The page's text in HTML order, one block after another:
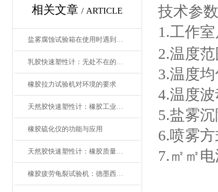
相关文章 / ARTICLE
盐雾腐蚀试验箱在使用时遇到以下故障应该怎么解决？
乳胶快速塑性计：无处不在的精准测量利器
橡胶拉力试验机对环境的要求
天然胶快速塑性计：橡胶工业的“品质显微镜”
橡胶硫化仪的功能与应用
天然胶快速塑性计：橡胶质量检测的关键利器
橡胶疲劳龟裂试验机：德墨西亚屈挠原理与硫化橡胶抗疲劳性能测试解析
技术参
1.工作
2.温
3.温度
4.温度
5.盐雾
6.喷雾
7.㎡㎡